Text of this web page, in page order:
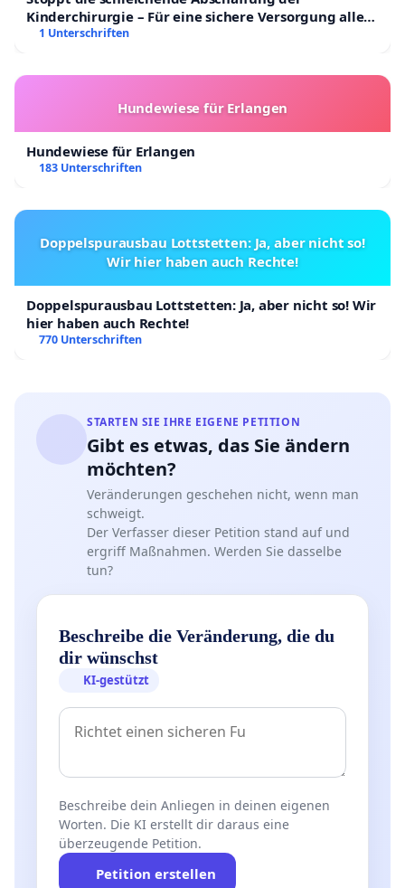
Kinderchirurgie – Für eine sichere Versorgung aller
Kinder in Deutschland
1 Unterschriften
Hundewiese für Erlangen
Hundewiese für Erlangen
183 Unterschriften
Doppelspurausbau Lottstetten: Ja, aber nicht so!
Wir hier haben auch Rechte!
Doppelspurausbau Lottstetten: Ja, aber nicht so! Wir
hier haben auch Rechte!
770 Unterschriften
STARTEN SIE IHRE EIGENE PETITION
Gibt es etwas, das Sie ändern
möchten?
Veränderungen geschehen nicht, wenn man
schweigt.
Der Verfasser dieser Petition stand auf und
ergriff Maßnahmen. Werden Sie dasselbe
tun?
Beschreibe die Veränderung, die du
dir wünschst
KI-gestützt
Beschreibe dein Anliegen in deinen eigenen
Worten. Die KI erstellt dir daraus eine
überzeugende Petition.
Petition erstellen